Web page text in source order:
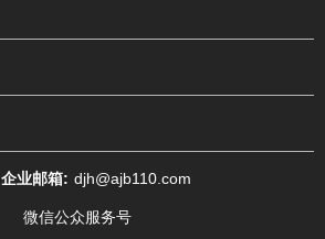
企业邮箱: djh@ajb110.com
微信公众服务号